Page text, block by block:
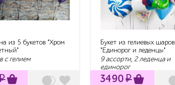
из 5 букетов "Хром
с гелием
Букет из гелиевых шаров
"Единорог и леденцы"
9 ассорти, 2 леденца и
единорог
3490₽